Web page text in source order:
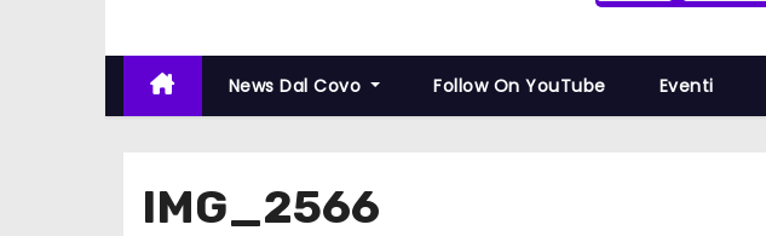
News Dal Covo Follow On YouTube Eventi
IMG_2566